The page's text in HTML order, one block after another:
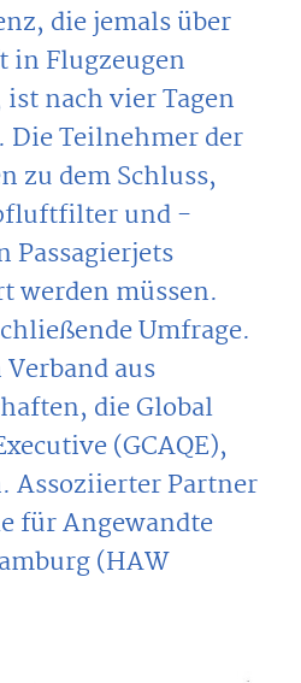
die jemals über
Flugzeugen
nach vier Tagen
Die Teilnehmer der
zu dem Schluss,
und -
Passagierjets
werden müssen.
Umfrage.
aus
die Global
(GCAQE),
Assoziierter Partner
für Angewandte
(HAW